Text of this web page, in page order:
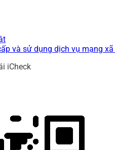
và sử dụng dịch vụ mạng xã
iCheck